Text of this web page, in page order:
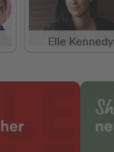
Elle Kennedy